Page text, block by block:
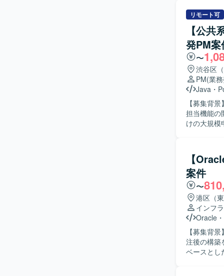
リモート可
【公
発PM案
〜
渋谷区
PM(業
Java ・
【募集背
担当機能の開
けの大規模
仕様整理
断調整、各種資料
わる大規模
り、自走し
る一連の
いです。 【ポジションの魅力】 省庁向けの大規模申請システムという社会的インパクトの大き
い案件に
を担える
よる合同
【開発環境
た環境での
【
案件
〜
港区（
インフ
Oracle ・
【募集背
注後の構築を一
ベースとし